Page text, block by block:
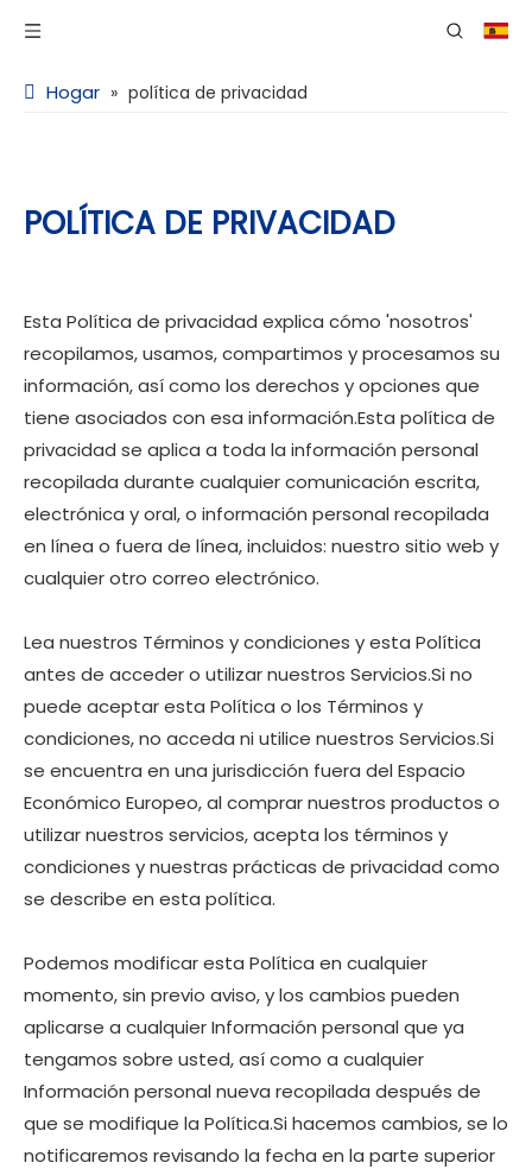
Hogar » política de privacidad
POLÍTICA DE PRIVACIDAD
Esta Política de privacidad explica cómo 'nosotros'
recopilamos, usamos, compartimos y procesamos su
información, así como los derechos y opciones que
tiene asociados con esa información.Esta política de
privacidad se aplica a toda la información personal
recopilada durante cualquier comunicación escrita,
electrónica y oral, o información personal recopilada
en línea o fuera de línea, incluidos: nuestro sitio web y
cualquier otro correo electrónico.
Lea nuestros Términos y condiciones y esta Política
antes de acceder o utilizar nuestros Servicios.Si no
puede aceptar esta Política o los Términos y
condiciones, no acceda ni utilice nuestros Servicios.Si
se encuentra en una jurisdicción fuera del Espacio
Económico Europeo, al comprar nuestros productos o
utilizar nuestros servicios, acepta los términos y
condiciones y nuestras prácticas de privacidad como
se describe en esta política.
Podemos modificar esta Política en cualquier
momento, sin previo aviso, y los cambios pueden
aplicarse a cualquier Información personal que ya
tengamos sobre usted, así como a cualquier
Información personal nueva recopilada después de
que se modifique la Política.Si hacemos cambios, se lo
notificaremos revisando la fecha en la parte superior